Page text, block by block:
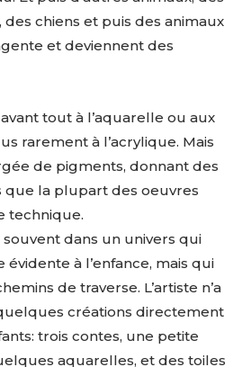
chiens et puis des animaux
et deviennent des
tout à l’aquarelle ou aux
rarement à l’acrylique. Mais
de pigments, donnant des
que la plupart des oeuvres
technique.
souvent dans un univers qui
à l’enfance, mais qui
de traverse. L’artiste n’a
créations directement
trois contes, une petite
aquarelles, et des toiles